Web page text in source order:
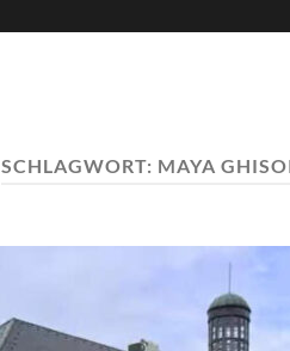
SCHLAGWORT: MAYA